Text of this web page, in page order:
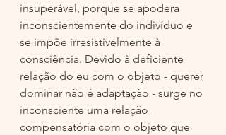
insuperável, porque se apodera
inconscientemente do indivíduo e
se impõe irresistivelmente à
consciência. Devido à deficiente
relação do eu com o objeto - querer
dominar não é adaptação - surge no
inconsciente uma relação
compensatória com o objeto que